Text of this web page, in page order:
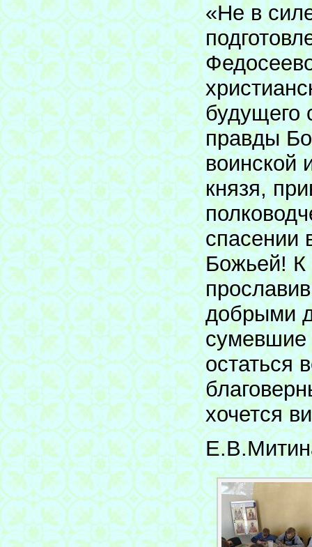
«Не в
будущего
правды
воинской
князя,
спасении
Божьей! К
добрыми
сумевшие
остаться
хочется